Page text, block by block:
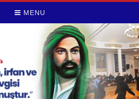
MENU